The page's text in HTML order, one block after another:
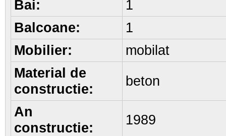
Bai:
1
Balcoane:
1
Mobilier:
mobilat
Material de
constructie:
beton
An
constructie:
1989